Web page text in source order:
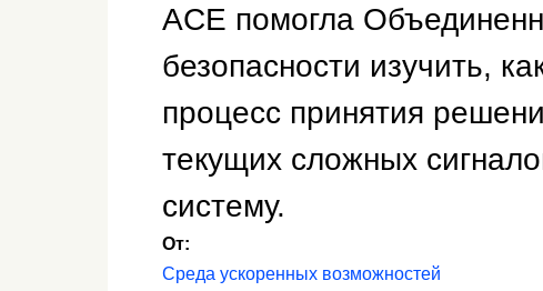
ACE помогла
безопасности изучить,
процесс принятия
текущих сложных
систему.
От:
Среда ускоренных возможностей